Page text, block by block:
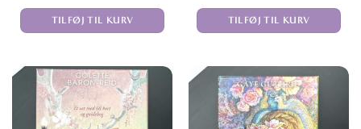
TILFØJ TIL KURV TILFØJ TIL KURV